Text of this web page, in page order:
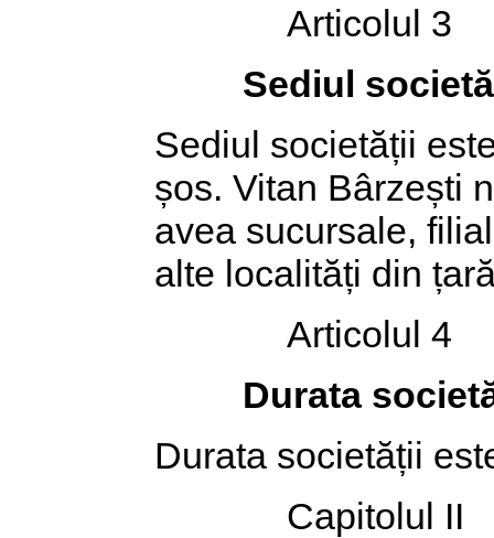
Articolul 3
Sediul
Sediul societății
șos. Vitan Bârzești
avea sucursale,
alte localități din
Articolul 4
Durata
Durata societății
Capitolul II